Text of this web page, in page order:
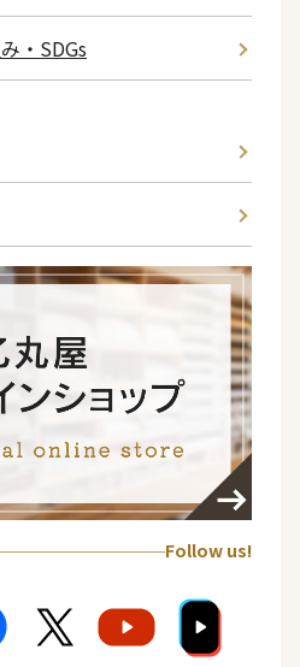
・SDGs
Follow us!